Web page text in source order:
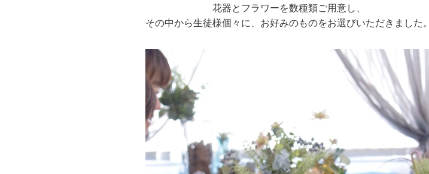
花器とフラワーを数種類ご用意し、
その中から生徒様個々に、お好みのものをお選びいただきました。